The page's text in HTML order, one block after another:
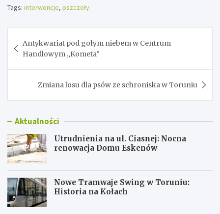
Tags: interwencje, pszczoły
wpisu
Antykwariat pod gołym niebem w Centrum
Handlowym „Kometa”
Zmiana losu dla psów ze schroniska w Toruniu
Aktualności
Utrudnienia na ul. Ciasnej: Nocna
renowacja Domu Eskenów
Nowe Tramwaje Swing w Toruniu:
Historia na Kołach